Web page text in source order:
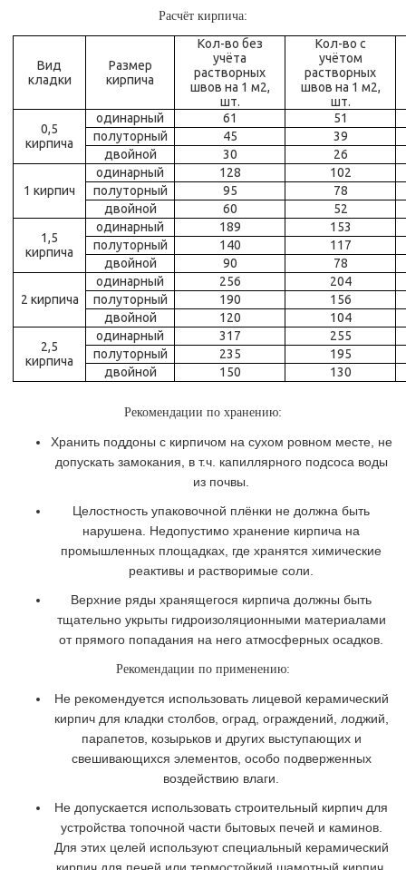
Расчёт кирпича:
Вид
кладки
Размер
кирпича
Кол-во без
учёта
растворных
швов на 1 м2,
шт.
Кол-во с
учётом
растворных
швов на 1 м2,
шт.
0,5
кирпича
одинарный 61
51
полуторный
45
39
двойной
30 26
1 кирпич
одинарный 128
102
полуторный
95
78
двойной
60
52
1,5
кирпича
одинарный 189
153
полуторный
140
117
двойной
90 78
2 кирпича
одинарный 256
204
полуторный
190
156
двойной
120
104
2,5
кирпича
одинарный 317
255
полуторный
235
195
двойной
150 130
Рекомендации по хранению:
Хранить поддоны с кирпичом на сухом ровном месте, не
допускать замокания, в т.ч. капиллярного подсоса воды
из почвы.
Целостность упаковочной плёнки не должна быть
нарушена. Недопустимо хранение кирпича на
промышленных площадках, где хранятся химические
реактивы и растворимые соли.
Верхние ряды хранящегося кирпича должны быть
тщательно укрыты гидроизоляционными материалами
от прямого попадания на него атмосферных осадков.
Рекомендации по применению:
Не рекомендуется использовать лицевой керамический
кирпич для кладки столбов, оград, ограждений, лоджий,
парапетов, козырьков и других выступающих и
свешивающихся элементов, особо подверженных
воздействию влаги.
Не допускается использовать строительный кирпич для
устройства топочной части бытовых печей и каминов.
Для этих целей используют специальный керамический